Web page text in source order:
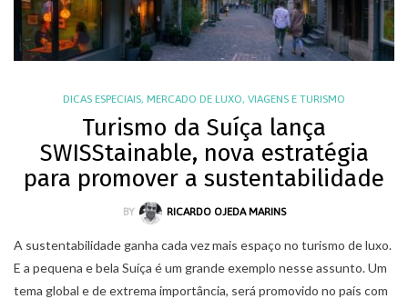
DICAS ESPECIAIS, MERCADO DE LUXO, VIAGENS E TURISMO
Turismo da Suíça lança
SWISStainable, nova estratégia
para promover a sustentabilidade
BY RICARDO OJEDA MARINS
A sustentabilidade ganha cada vez mais espaço no turismo de luxo.
E a pequena e bela Suíça é um grande exemplo nesse assunto. Um
tema global e de extrema importância, será promovido no país com